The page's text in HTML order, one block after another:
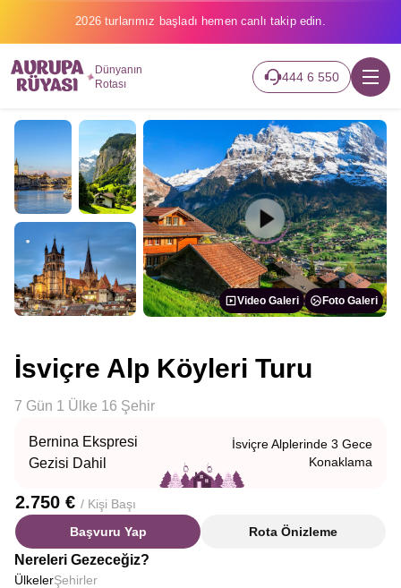
2026 turlarımız başladı hemen canlı takip edin.
Dünyanın
Rotası
444 6 550
Video Galeri Foto Galeri
İsviçre Alp Köyleri Turu
7 Gün 1 Ülke 16 Şehir
Bernina Ekspresi
Gezisi Dahil
İsviçre Alplerinde 3 Gece
Konaklama
2.750 € / Kişi Başı
Başvuru Yap
Rota Önizleme
Nereleri Gezeceğiz?
ÜlkelerŞehirler